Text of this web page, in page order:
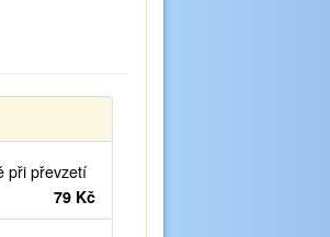
při převzetí
79 Kč